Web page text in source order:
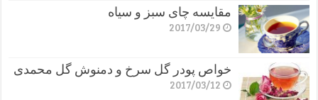
مقایسه چای سبز و سیاه
2017/03/29
خواص پودر گل سرخ و دمنوش گل محمدی
2017/03/12